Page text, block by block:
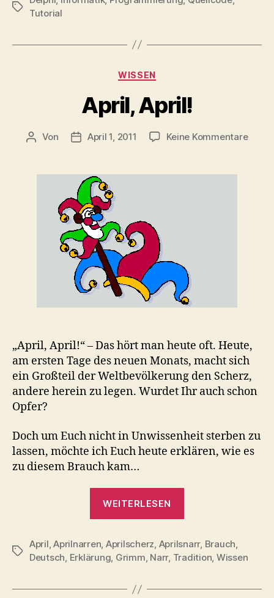
Schlagwörter
Tutorial
Kategorien
WISSEN
April, April!
Beitragsautor
Von Veröffentlichungsdatum
April 1, 2011 Keine Kommentarezu
„April, April!“ – Das hört man heute oft. Heute,
am ersten Tage des neuen Monats, macht sich
ein Großteil der Weltbevölkerung den Scherz,
andere herein zu legen. Wurdet Ihr auch schon
Opfer?
Doch um Euch nicht in Unwissenheit sterben zu
lassen, möchte ich Euch heute erklären, wie es
zu diesem Brauch kam…
WEITERLESEN
Schlagwörter
April,Aprilnarren, Aprilscherz, Aprilsnarr, Brauch,
Deutsch, Erklärung, Grimm, Narr, Tradition, Wissen